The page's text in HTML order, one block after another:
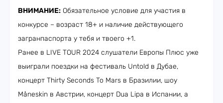
ВНИМАНИЕ: Обязательное условие для участия в
конкурсе – возраст 18+ и наличие действующего
загранпаспорта у тебя и твоего +1.
Ранее в LIVE TOUR 2024 слушатели Европы Плюс уже
выиграли поездки на фестиваль Untold в Дубае,
концерт Thirty Seconds To Mars в Бразилии, шоу
Måneskin в Австрии, концерт Dua Lipa в Испании, а